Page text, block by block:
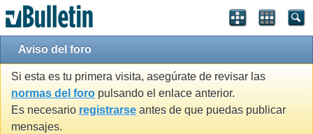
Aviso del foro
Si esta es tu primera visita, asegúrate de revisar las
normas del foro pulsando el enlace anterior.
Es necesario registrarse antes de que puedas publicar
mensajes.